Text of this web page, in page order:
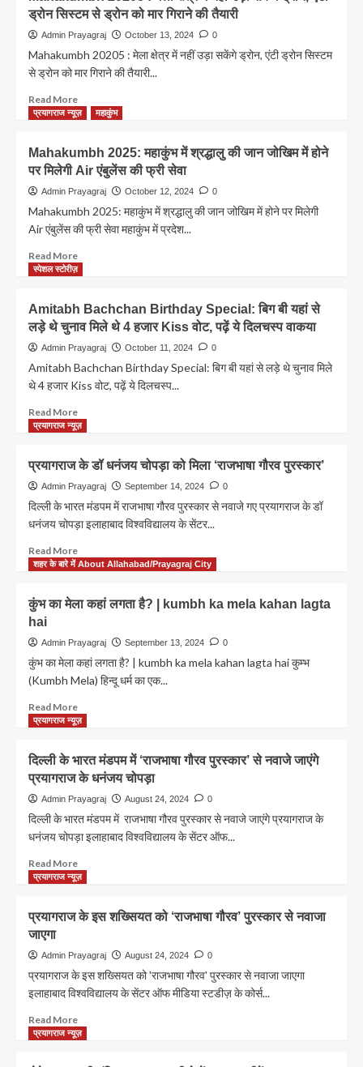
नई
महीने
के
जिला,CM
आदित्यनाथ
पहल
जल्द
ड्रोन सिस्टम से ड्रोन को मार गिराने की तैयारी
Admin Prayagraj October 13, 2024 0
Mahakumbh 20205 : मेला क्षेत्र में नहीं उड़ा सकेंगे ड्रोन, एंटी ड्रोन सिस्टम
से ड्रोन को मार गिराने की तैयारी...
Read MoreRead
more
20205
:
मेला
नहीं
सकेंगे
ड्रोन
सिस्टम
को
मार
की
तैयारी
प्रयागराज न्यूज़ महाकुंभ
Mahakumbh 2025: महाकुंभ में श्रद्धालु की जान जोखिम में होने
पर मिलेगी Air एंबुलेंस की फ्री सेवा
Admin Prayagraj October 12, 2024 0
Mahakumbh 2025: महाकुंभ में श्रद्धालु की जान जोखिम में होने पर मिलेगी
Air एंबुलेंस की फ्री सेवा महाकुंभ में प्रदेश...
Read MoreRead
more
2025:
महाकुंभ
में
जान
में
मिलेगी
Air
एंबुलेंस
फ्री
स्पेशल स्टोरीज़
Amitabh Bachchan Birthday Special: बिग बी यहां से
लड़े थे चुनाव मिले थे 4 हजार Kiss वोट, पढ़ें ये दिलचस्प वाकया
Admin Prayagraj October 11, 2024 0
Amitabh Bachchan Birthday Special: बिग बी यहां से लड़े थे चुनाव मिले
थे 4 हजार Kiss वोट, पढ़ें ये दिलचस्प...
Read MoreRead
more
Amitabh
Bachchan
Birthday
Special:
बी
यहां
से
चुनाव
थे
हजार
Kiss
पढ़ें
वाकया
प्रयागराज न्यूज़
प्रयागराज के डॉ धनंजय चोपड़ा को मिला ‘राजभाषा गौरव पुरस्कार’
Admin Prayagraj September 14, 2024 0
दिल्ली के भारत मंडपम में राजभाषा गौरव पुरस्कार से नवाजे गए प्रयागराज के डॉ
धनंजय चोपड़ा इलाहाबाद विश्वविद्यालय के सेंटर...
Read MoreRead
more
के
धनंजय
चोपड़ा
को
मिला
गौरव
शहर के बारे में About Allahabad/Prayagraj City
कुंभ का मेला कहां लगता है? | kumbh ka mela kahan lagta
hai
Admin Prayagraj September 13, 2024 0
कुंभ का मेला कहां लगता है? | kumbh ka mela kahan lagta hai कुम्भ
(Kumbh Mela) हिन्दू धर्म का एक...
Read MoreRead
more
का
मेला
कहां
लगता
|
ka
lagta
प्रयागराज न्यूज़
दिल्ली के भारत मंडपम में ‘राजभाषा गौरव पुरस्कार’ से नवाजे जाएंगे
प्रयागराज के धनंजय चोपड़ा
Admin Prayagraj August 24, 2024 0
दिल्ली के भारत मंडपम में राजभाषा गौरव पुरस्कार से नवाजे जाएंगे प्रयागराज के
धनंजय चोपड़ा इलाहाबाद विश्वविद्यालय के सेंटर ऑफ...
Read MoreRead
more
दिल्ली
के
मंडपम
में ‘राजभाषा
गौरव
पुरस्कार’
नवाजे
प्रयागराज न्यूज़
प्रयागराज के इस शख्सियत को ‘राजभाषा गौरव’ पुरस्कार से नवाजा
जाएगा
Admin Prayagraj August 24, 2024 0
प्रयागराज के इस शख्सियत को 'राजभाषा गौरव' पुरस्कार से नवाजा जाएगा
इलाहाबाद विश्वविद्यालय के सेंटर ऑफ मीडिया स्टडीज़ के कोर्स...
Read MoreRead
more
प्रयागराज
प्रयागराज न्यूज़